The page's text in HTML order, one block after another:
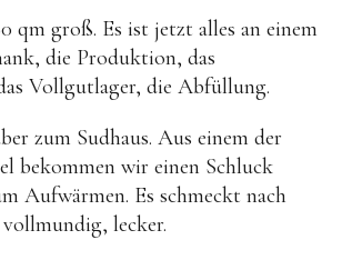
qm groß. Es ist jetzt alles an einem
die Produktion, das
Vollgutlager, die Abfüllung.
zum Sudhaus. Aus einem der
bekommen wir einen Schluck
Aufwärmen. Es schmeckt nach
lecker.